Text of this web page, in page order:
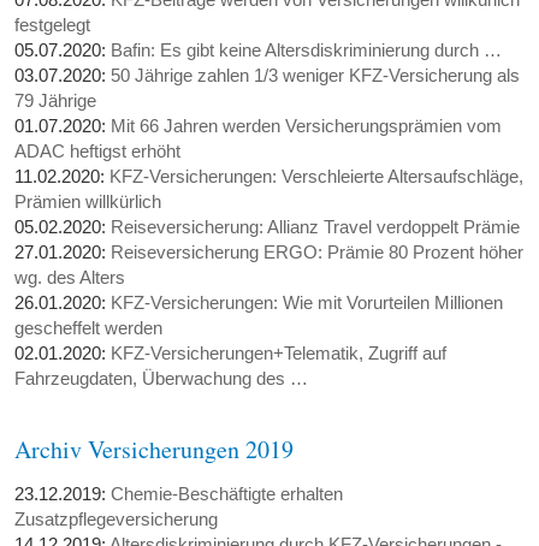
festgelegt
05.07.2020: Bafin: Es gibt keine Altersdiskriminierung durch …
03.07.2020: 50 Jährige zahlen 1/3 weniger KFZ-Versicherung als
79 Jährige
01.07.2020: Mit 66 Jahren werden Versicherungsprämien vom
ADAC heftigst erhöht
11.02.2020: KFZ-Versicherungen: Verschleierte Altersaufschläge,
Prämien willkürlich
05.02.2020: Reiseversicherung: Allianz Travel verdoppelt Prämie
27.01.2020: Reiseversicherung ERGO: Prämie 80 Prozent höher
wg. des Alters
26.01.2020: KFZ-Versicherungen: Wie mit Vorurteilen Millionen
gescheffelt werden
02.01.2020: KFZ-Versicherungen+Telematik, Zugriff auf
Fahrzeugdaten, Überwachung des …
Archiv Versicherungen 2019
23.12.2019:Chemie-Beschäftigte erhalten
Zusatzpflegeversicherung